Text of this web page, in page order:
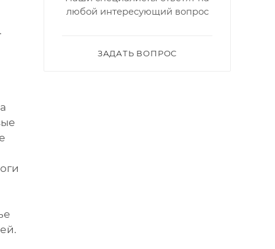
любой интересующий вопрос
ЗАДАТЬ ВОПРОС